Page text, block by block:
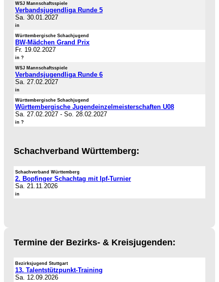
WSJ Mannschaftsspiele
Verbandsjugendliga Runde 5
Sa. 30.01.2027
in
Württembergische Schachjugend
BW-Mädchen Grand Prix
Fr. 19.02.2027
in ?
WSJ Mannschaftsspiele
Verbandsjugendliga Runde 6
Sa. 27.02.2027
in
Württembergische Schachjugend
Württembergische Jugendeinzelmeisterschaften U08
Sa. 27.02.2027 - So. 28.02.2027
in ?
Schachverband Württemberg:
Schachverband Württemberg
2. Bopfinger Schachtag mit Ipf-Turnier
Sa. 21.11.2026
in
Termine der Bezirks- & Kreisjugenden:
Bezirksjugend Stuttgart
13. Talentstützpunkt-Training
Sa. 12.09.2026